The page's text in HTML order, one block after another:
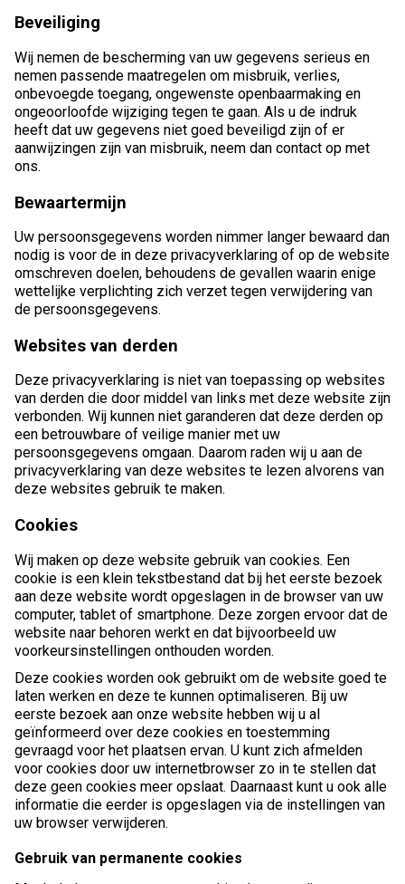
Beveiliging
Wij nemen de bescherming van uw gegevens serieus en
nemen passende maatregelen om misbruik, verlies,
onbevoegde toegang, ongewenste openbaarmaking en
ongeoorloofde wijziging tegen te gaan. Als u de indruk
heeft dat uw gegevens niet goed beveiligd zijn of er
aanwijzingen zijn van misbruik, neem dan contact op met
ons.
Bewaartermijn
Uw persoonsgegevens worden nimmer langer bewaard dan
nodig is voor de in deze privacyverklaring of op de website
omschreven doelen, behoudens de gevallen waarin enige
wettelijke verplichting zich verzet tegen verwijdering van
de persoonsgegevens.
Websites van derden
Deze privacyverklaring is niet van toepassing op websites
van derden die door middel van links met deze website zijn
verbonden. Wij kunnen niet garanderen dat deze derden op
een betrouwbare of veilige manier met uw
persoonsgegevens omgaan. Daarom raden wij u aan de
privacyverklaring van deze websites te lezen alvorens van
deze websites gebruik te maken.
Cookies
Wij maken op deze website gebruik van cookies. Een
cookie is een klein tekstbestand dat bij het eerste bezoek
aan deze website wordt opgeslagen in de browser van uw
computer, tablet of smartphone. Deze zorgen ervoor dat de
website naar behoren werkt en dat bijvoorbeeld uw
voorkeursinstellingen onthouden worden.
Deze cookies worden ook gebruikt om de website goed te
laten werken en deze te kunnen optimaliseren. Bij uw
eerste bezoek aan onze website hebben wij u al
geïnformeerd over deze cookies en toestemming
gevraagd voor het plaatsen ervan. U kunt zich afmelden
voor cookies door uw internetbrowser zo in te stellen dat
deze geen cookies meer opslaat. Daarnaast kunt u ook alle
informatie die eerder is opgeslagen via de instellingen van
uw browser verwijderen.
Gebruik van permanente cookies